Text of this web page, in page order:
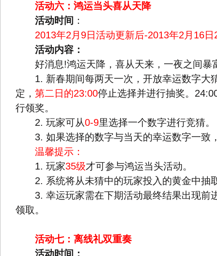
活动六：鸿运当头喜从天降
活动时间 ：
2013年2月9日活动更新后-2013年2月16日
活动内容：
好消息!鸿运天降，喜从天来，一夜之间暴
1. 新春期间每两天一次，开放幸运数字大
定， 第二日的23:00停止选择并进行抽奖。
行领奖。
2. 玩家可从0-9里选择一个数字进行竞猜。
3. 如果选择的数字与当天的幸运数字一致
温馨提示：
1. 玩家35级才可参与鸿运当头活动。
2. 系统将从未猜中的玩家投入的黄金中抽
3. 幸运玩家需在下期活动最终结果出现前
领取。
活动七：离线礼双重奏
活动时间：